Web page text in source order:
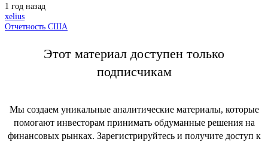
1 год назад
xelius
Отчетность США
Этот материал доступен только
подписчикам
Мы создаем уникальные аналитические материалы, которые
помогают инвесторам принимать обдуманные решения на
финансовых рынках. Зарегистрируйтесь и получите доступ к